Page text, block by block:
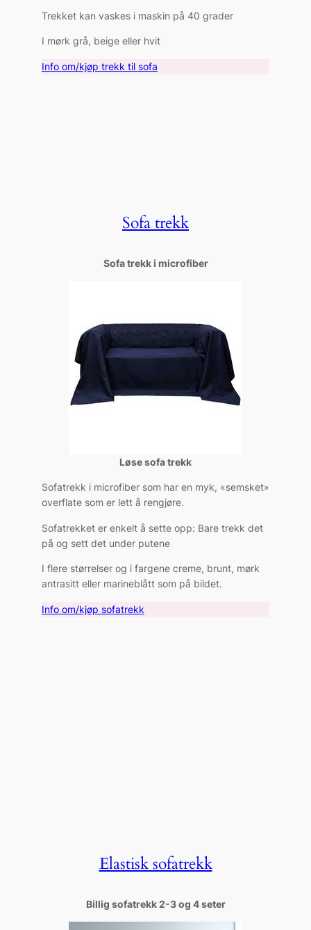
Trekket kan vaskes i maskin på 40 grader
I mørk grå, beige eller hvit
Info om/kjøp trekk til sofa
Sofa trekk
Sofa trekk i microfiber
Løse sofa trekk
Sofatrekk i microfiber som har en myk, «semsket»
overflate som er lett å rengjøre.
Sofatrekket er enkelt å sette opp: Bare trekk det
på og sett det under putene
I flere størrelser og i fargene creme, brunt, mørk
antrasitt eller marineblått som på bildet.
Info om/kjøp sofatrekk
Elastisk sofatrekk
Billig sofatrekk 2-3 og 4 seter